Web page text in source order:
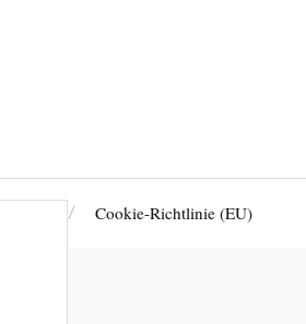
Cookie-Richtlinie (EU)